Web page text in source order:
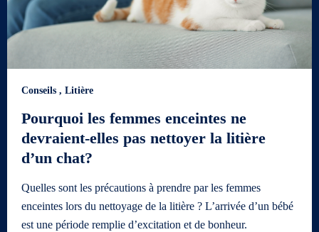
Conseils , Litière
Pourquoi les femmes enceintes ne
devraient-elles pas nettoyer la litière
d’un chat?
Quelles sont les précautions à prendre par les femmes
enceintes lors du nettoyage de la litière ? L’arrivée d’un bébé
est une période remplie d’excitation et de bonheur.